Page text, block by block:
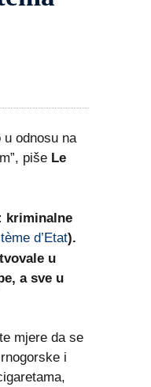
odnosu na
piše Le
kriminalne
d’Etat).
u
a sve u
mjere da se
i